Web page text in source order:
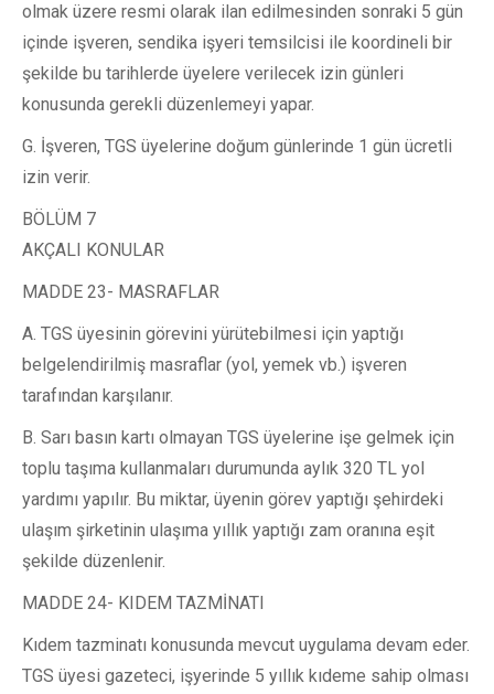
olmak üzere resmi olarak ilan edilmesinden sonraki 5 gün
içinde işveren, sendika işyeri temsilcisi ile koordineli bir
şekilde bu tarihlerde üyelere verilecek izin günleri
konusunda gerekli düzenlemeyi yapar.
G. İşveren, TGS üyelerine doğum günlerinde 1 gün ücretli
izin verir.
BÖLÜM 7
AKÇALI KONULAR
MADDE 23- MASRAFLAR
A. TGS üyesinin görevini yürütebilmesi için yaptığı
belgelendirilmiş masraflar (yol, yemek vb.) işveren
tarafından karşılanır.
B. Sarı basın kartı olmayan TGS üyelerine işe gelmek için
toplu taşıma kullanmaları durumunda aylık 320 TL yol
yardımı yapılır. Bu miktar, üyenin görev yaptığı şehirdeki
ulaşım şirketinin ulaşıma yıllık yaptığı zam oranına eşit
şekilde düzenlenir.
MADDE 24- KIDEM TAZMİNATI
Kıdem tazminatı konusunda mevcut uygulama devam eder.
TGS üyesi gazeteci, işyerinde 5 yıllık kıdeme sahip olması